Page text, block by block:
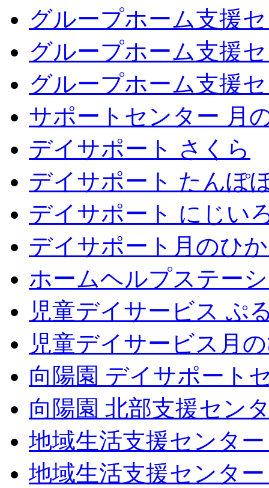
グループホーム支援
グループホーム支援
グループホーム支援
サポートセンター 月
デイサポート さくら
デイサポート たんぽ
デイサポート にじい
デイサポート月のひ
ホームヘルプステー
児童デイサービス ぷ
児童デイサービス月
向陽園 デイサポート
向陽園 北部支援セン
地域生活支援センタ
地域生活支援センタ